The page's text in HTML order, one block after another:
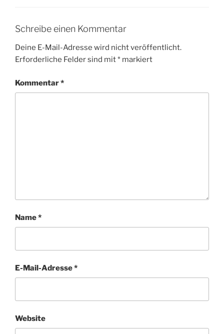
Schreibe einen Kommentar
Deine E-Mail-Adresse wird nicht veröffentlicht.
Erforderliche Felder sind mit* markiert
Kommentar*
Name*
E-Mail-Adresse*
Website